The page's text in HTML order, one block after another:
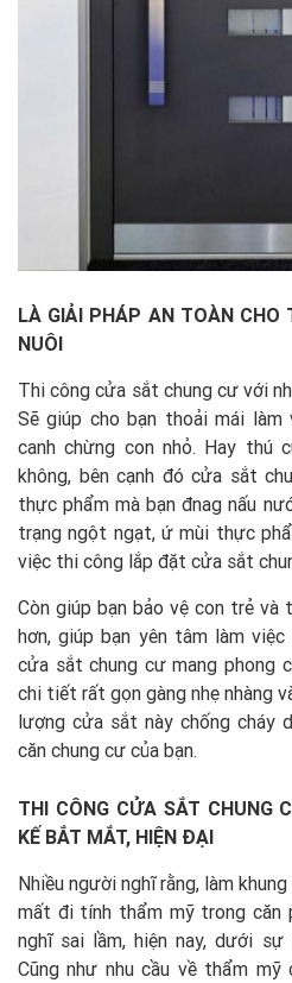
LÀ GIẢI PHÁP AN TOÀN CHO
NUÔI
Thi công cửa sắt chung cư với
Sẽ giúp cho bạn thoải mái làm
canh chừng con nhỏ. Hay thú
không, bên cạnh đó cửa sắt
thực phẩm mà bạn đnag nấu
trạng ngột ngạt, ứ mùi thực
việc thi công lắp đặt cửa sắt
Còn giúp bạn bảo vệ con trẻ và
hơn, giúp bạn yên tâm làm
cửa sắt chung cư mang phong
chi tiết rất gọn gàng nhẹ nhàng
lượng cửa sắt này chống cháy
căn chung cư của bạn.
THI CÔNG CỬA SẮT CHUNG
KẾ BẮT MẮT, HIỆN ĐẠI
Nhiều người nghĩ rằng, làm
mất đi tính thẩm mỹ trong căn
nghĩ sai lầm, hiện nay, dưới
Cũng như nhu cầu về thẩm mỹ